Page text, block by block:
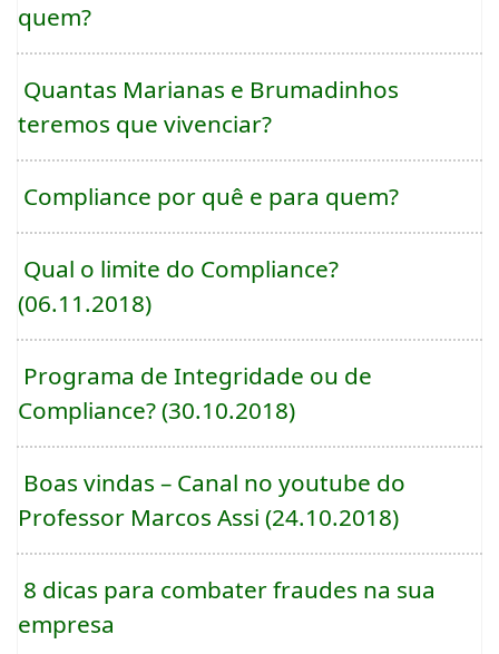
quem?
Quantas Marianas e Brumadinhos
teremos que vivenciar?
Compliance por quê e para quem?
Qual o limite do Compliance?
(06.11.2018)
Programa de Integridade ou de
Compliance? (30.10.2018)
Boas vindas – Canal no youtube do
Professor Marcos Assi (24.10.2018)
8 dicas para combater fraudes na sua
empresa